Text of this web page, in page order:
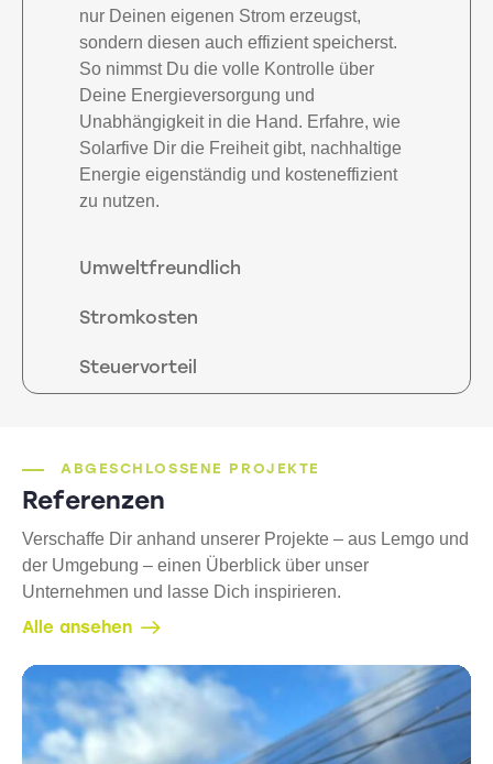
nur Deinen eigenen Strom erzeugst,
sondern diesen auch effizient speicherst.
So nimmst Du die volle Kontrolle über
Deine Energieversorgung und
Unabhängigkeit in die Hand. Erfahre, wie
Solarfive Dir die Freiheit gibt, nachhaltige
Energie eigenständig und kosteneffizient
zu nutzen.
Umweltfreundlich
Stromkosten
Steuervorteil
ABGESCHLOSSENE PROJEKTE
Referenzen
Verschaffe Dir anhand unserer Projekte – aus Lemgo und
der Umgebung – einen Überblick über unser
Unternehmen und lasse Dich inspirieren.
Alle ansehen